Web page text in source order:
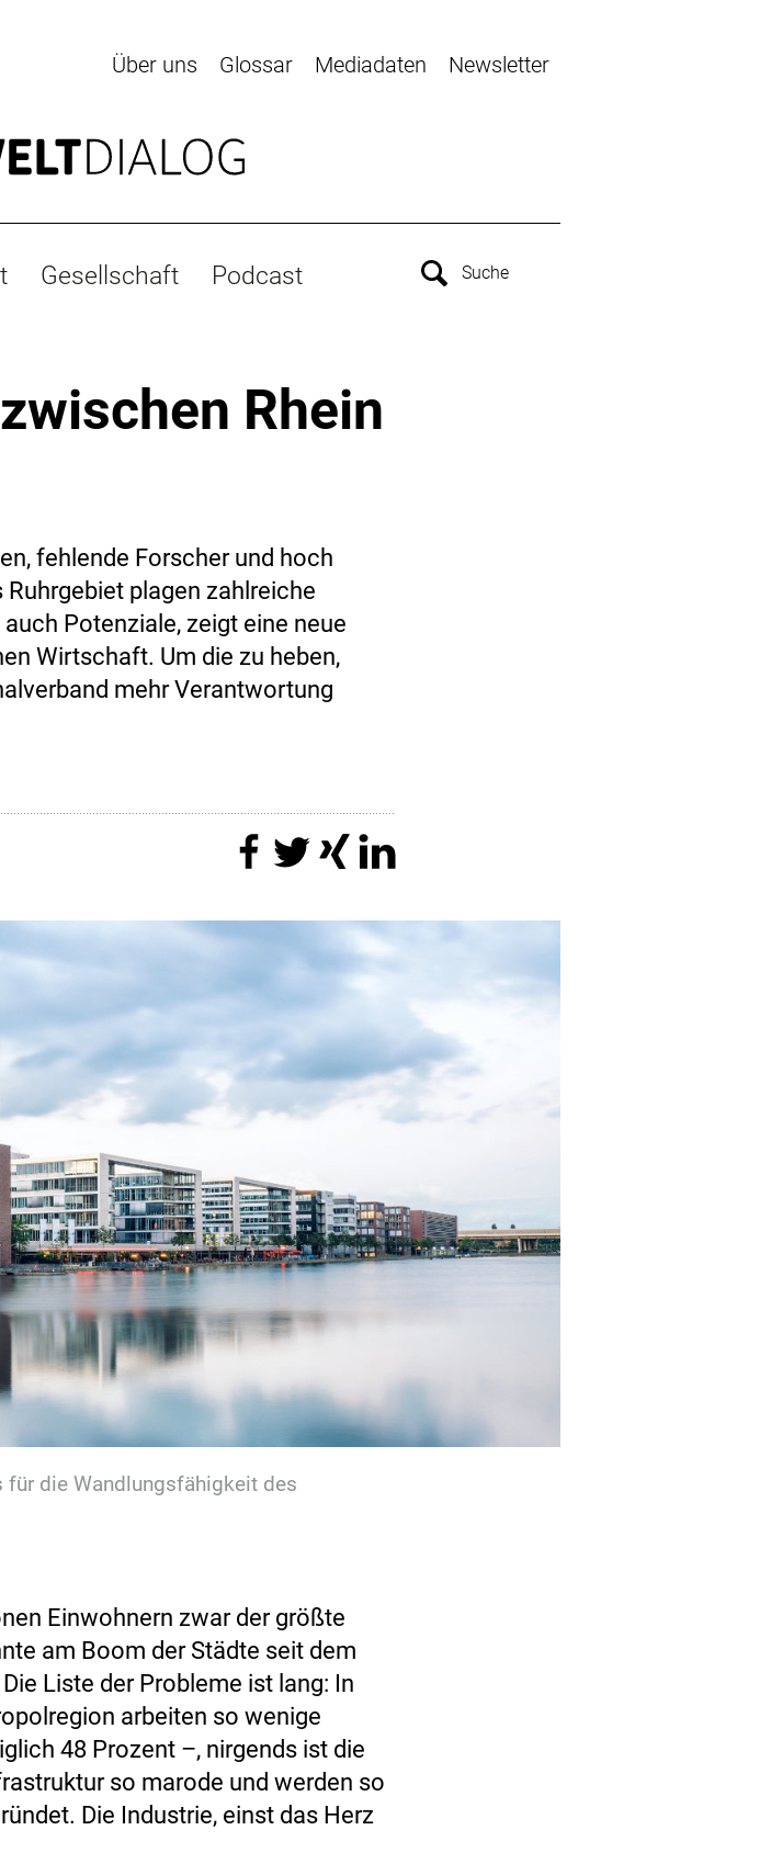
Über uns Glossar Mediadaten Newsletter
Gesellschaft Podcast
Rhein
fehlende Forscher und hoch
plagen zahlreiche
Potenziale, zeigt eine neue
Wirtschaft. Um die zu heben,
mehr Verantwortung
für die Wandlungsfähigkeit des
Einwohnern zwar der größte
am Boom der Städte seit dem
Liste der Probleme ist lang: In
arbeiten so wenige
48 Prozent –, nirgends ist die
so marode und werden so
Die Industrie, einst das Herz